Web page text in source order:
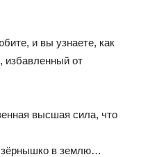
и вы узнаете, как
избавленный от
высшая сила, что
зёрнышко в землю…